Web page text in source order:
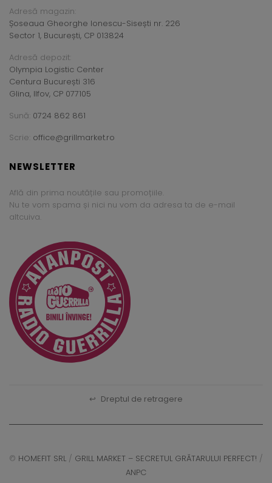
Adresă magazin:
Șoseaua Gheorghe Ionescu-Sisești nr. 226
Sector 1, București, CP 013824
Adresă depozit:
Olympia Logistic Center
Centura București 316
Glina, Ilfov, CP 077105
Sună: 0724 862 861
Scrie: office@grillmarket.ro
NEWSLETTER
Află din prima noutățile sau promoțiile.
Nu te vom spama și nici nu vom da adresa ta de e-mail
altcuiva.
↩ Dreptul de retragere
© HOMEFIT SRL / GRILL MARKET – SECRETUL GRĂTARULUI PERFECT! /
ANPC